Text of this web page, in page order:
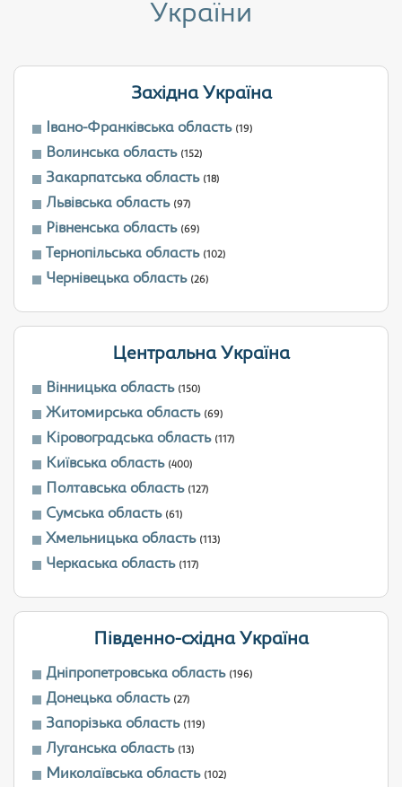
України
Західна Україна
Івано-Франківська область (19)
Волинська область (152)
Закарпатська область (18)
Львівська область (97)
Рівненська область (69)
Тернопільська область (102)
Чернівецька область (26)
Центральна Україна
Вінницька область (150)
Житомирська область (69)
Кіровоградська область (117)
Київська область (400)
Полтавська область (127)
Сумська область (61)
Хмельницька область (113)
Черкаська область (117)
Південно-східна Україна
Дніпропетровська область (196)
Донецька область (27)
Запорізька область (119)
Луганська область (13)
Миколаївська область (102)